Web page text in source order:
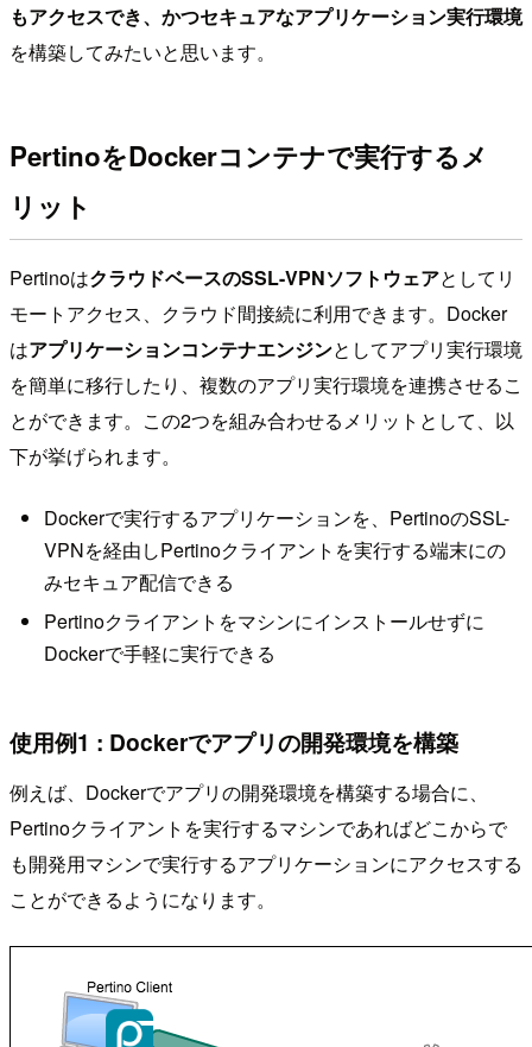
もアクセスでき、かつセキュアなアプリケーション実行環境
を構築してみたいと思います。
PertinoをDockerコンテナで実行するメ
リット
PertinoはクラウドベースのSSL-VPNソフトウェアとしてリ
モートアクセス、クラウド間接続に利用できます。Docker
はアプリケーションコンテナエンジンとしてアプリ実行環境
を簡単に移行したり、複数のアプリ実行環境を連携させるこ
とができます。この2つを組み合わせるメリットとして、以
下が挙げられます。
Dockerで実行するアプリケーションを、PertinoのSSL-
VPNを経由しPertinoクライアントを実行する端末にの
みセキュア配信できる
Pertinoクライアントをマシンにインストールせずに
Dockerで手軽に実行できる
使用例1 : Dockerでアプリの開発環境を構築
例えば、Dockerでアプリの開発環境を構築する場合に、
Pertinoクライアントを実行するマシンであればどこからで
も開発用マシンで実行するアプリケーションにアクセスする
ことができるようになります。